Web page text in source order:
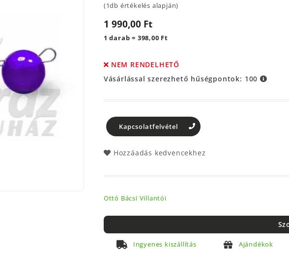
(1db értékelés alapján)
1 990,00 Ft
1 darab = 398,00 Ft
NEM RENDELHETŐ
Vásárlással szerezhető hűségpontok: 100
Kapcsolatfelvétel
Hozzáadás kedvencekhez
Ottó Bácsi Villantói
Ingyenes kiszállítás Ajándékok